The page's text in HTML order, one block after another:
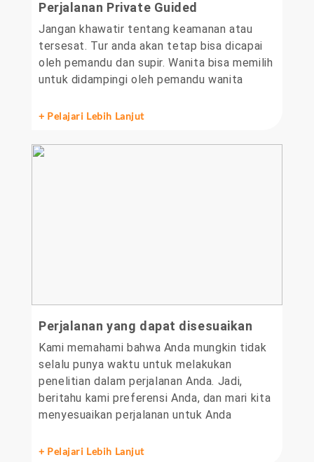
Perjalanan Private Guided
Jangan khawatir tentang keamanan atau
tersesat. Tur anda akan tetap bisa dicapai
oleh pemandu dan supir. Wanita bisa memilih
untuk didampingi oleh pemandu wanita
+ Pelajari Lebih Lanjut
Perjalanan yang dapat disesuaikan
Kami memahami bahwa Anda mungkin tidak
selalu punya waktu untuk melakukan
penelitian dalam perjalanan Anda. Jadi,
beritahu kami preferensi Anda, dan mari kita
menyesuaikan perjalanan untuk Anda
+ Pelajari Lebih Lanjut